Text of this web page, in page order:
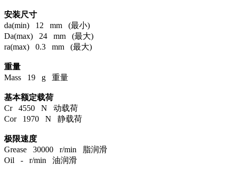
安装尺寸
da(min) 12 mm (最小)
Da(max) 24 mm (最大)
ra(max) 0.3 mm (最大)
重量
Mass 19 g 重量
基本额定载荷
Cr 4550 N 动载荷
Cor 1970 N 静载荷
极限速度
Grease 30000 r/min 脂润滑
Oil - r/min 油润滑